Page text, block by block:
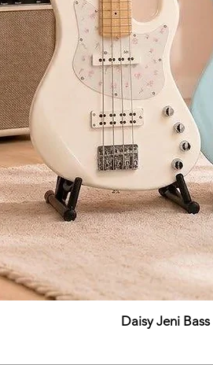
Daisy Jeni